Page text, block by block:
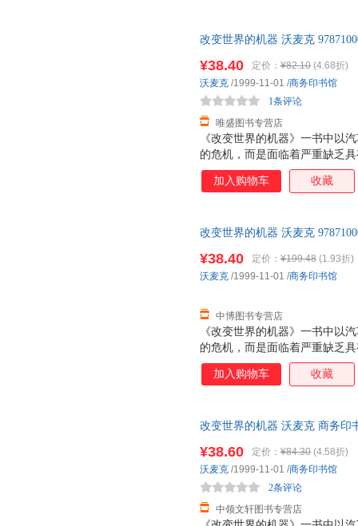
值流动起来；依靠客户需求拉
改变世界的机器 沃麦克
《改变世界的机器》一书中以
的危机，而是面临着严重缺乏
机。在各工业界普遍采用精益
涵义、公司的命运、世界的经
¥38.40 定价： ¥82.10 (4.68折)
唯盛图书专营店
1条评论
沃麦克 /1999-11-01 /商务印书馆
加入购物车 收藏
改变世界的机器 沃麦克
《改变世界的机器》一书中以
的危机，而是面临着严重缺乏
机。在各工业界普遍采用精益
涵义、公司的命运、世界的经
¥38.40 定价： ¥199.48 (1.93折)
中博图书专营店
沃麦克 /1999-11-01 /商务印书馆
加入购物车 收藏
改变世界的机器 沃麦克 商务印
¥38.60 定价： ¥84.30 (4.58折)
中领文轩图书专营店
2条评论
沃麦克 /1999-11-01 /商务印书馆